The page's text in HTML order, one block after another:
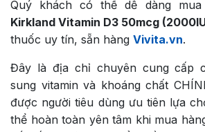
Quý khách có thể dễ dàng
Kirkland Vitamin D3 50mcg
thuốc uy tín, sẵn hàng Vivita.vn.
Đây là địa chỉ chuyên cung cấp
sung vitamin và khoáng chất
được người tiêu dùng ưu tiên lựa
thể hoàn toàn yên tâm khi mua